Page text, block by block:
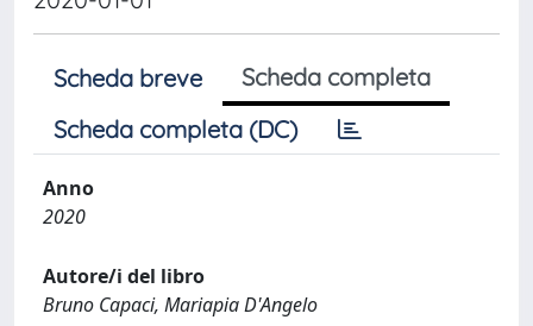
Scheda breve
Scheda completa
Scheda completa (DC)
Anno
2020
Autore/i del libro
Bruno Capaci, Mariapia D'Angelo